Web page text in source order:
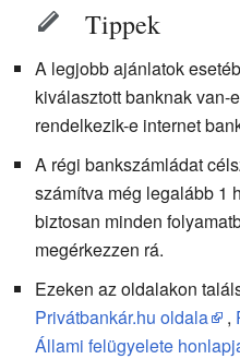
Tippek
A legjobb ajánlatok
kiválasztott banknak van-
rendelkezik-e internet
A régi bankszámládat
számítva még legalább 1
biztosan minden
megérkezzen rá.
Ezeken az oldalakon
Privátbankár.hu oldala
,
Állami felügyelete